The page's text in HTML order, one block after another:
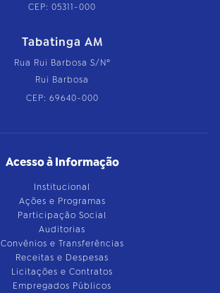
CEP: 05311-000
Tabatinga AM
Rua Rui Barbosa S/Nº
Rui Barbosa
CEP: 69640-000
Acesso à Informação
Institucional
Ações e Programas
Participação Social
Auditorias
Convênios e Transferências
Receitas e Despesas
Licitações e Contratos
Empregados Públicos